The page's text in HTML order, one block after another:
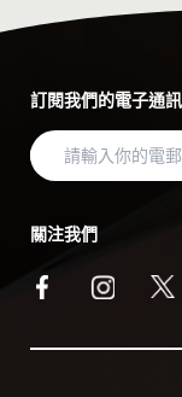
訂閱我們的電子通訊
關注我們